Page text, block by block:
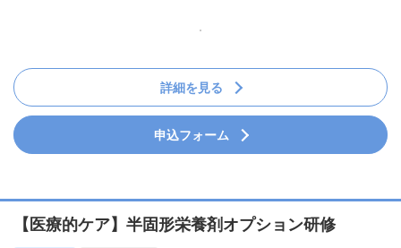
詳細を見る
申込フォーム
【医療的ケア】半固形栄養剤オプション研修